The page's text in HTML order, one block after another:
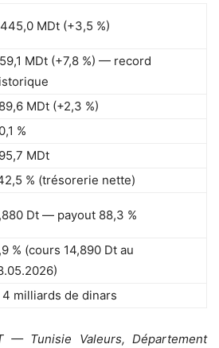
MDt (+3,5 %)
MDt (+7,8 %) — record
MDt (+2,3 %)
%
MDt
% (trésorerie nette)
Dt — payout 88,3 %
% (cours 14,890 Dt au
4 milliards de dinars
— Tunisie Valeurs, Département